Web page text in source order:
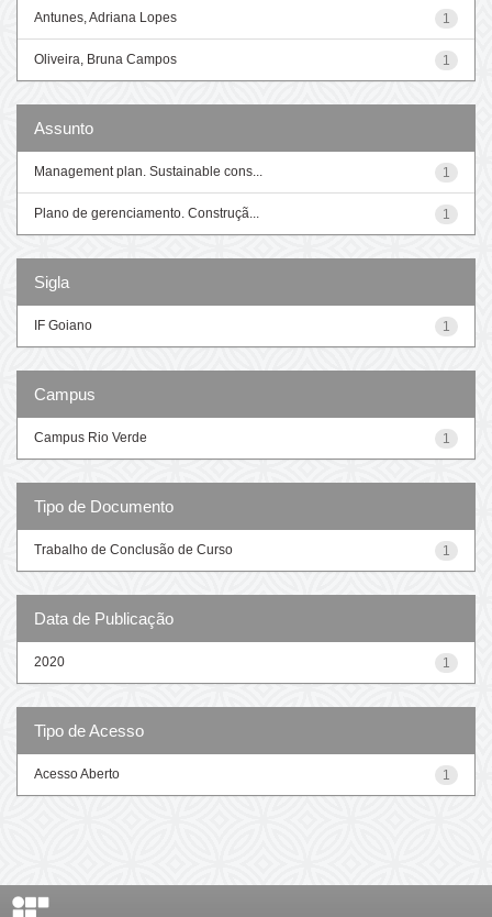
1
Antunes, Adriana Lopes
1
Oliveira, Bruna Campos
Assunto
1
Management plan. Sustainable cons...
1
Plano de gerenciamento. Construçã...
Sigla
1
IF Goiano
Campus
1
Campus Rio Verde
Tipo de Documento
1
Trabalho de Conclusão de Curso
Data de Publicação
1
2020
Tipo de Acesso
1
Acesso Aberto